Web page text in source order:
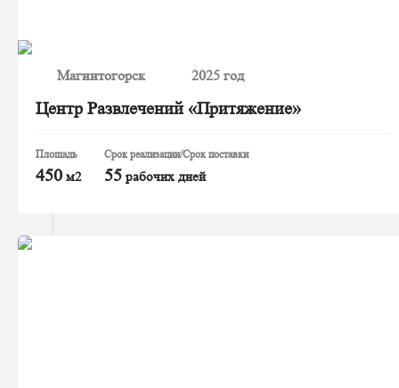
Магнитогорск 2025 год
Центр Развлечений «Притяжение»
Площадь
450 м2
Срок реализации/Срок поставки
55 рабочих дней